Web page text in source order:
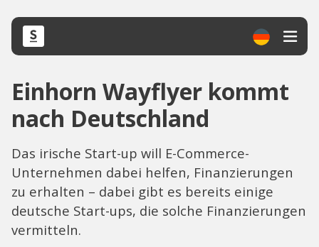
Einhorn Wayflyer kommt
nach Deutschland
Das irische Start-up will E-Commerce-
Unternehmen dabei helfen, Finanzierungen
zu erhalten – dabei gibt es bereits einige
deutsche Start-ups, die solche Finanzierungen
vermitteln.